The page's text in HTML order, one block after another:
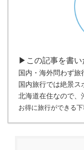
▶この記事を書い
国内・海外問わず旅
国内旅行では絶景ス
北海道在住なので、
お得に旅行ができる下